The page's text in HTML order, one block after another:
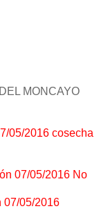
MONCAYO
05/2016 cosecha
07/05/2016 No
07/05/2016